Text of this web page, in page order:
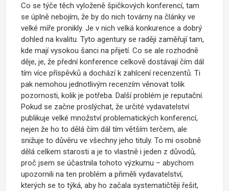
Co se týče těch vyloženě špičkových konferencí, tam
se úplně nebojím, že by do nich továrny na články ve
velké míře pronikly. Je v nich velká konkurence a dobrý
dohled na kvalitu. Tyto agentury se raději zaměřují tam,
kde mají vysokou šanci na přijetí. Co se ale rozhodně
děje, je, že přední konference celkově dostávají čím dál
tím více příspěvků a dochází k zahlcení recenzentů. Ti
pak nemohou jednotlivým recenzím věnovat tolik
pozornosti, kolik je potřeba. Další problém je reputační.
Pokud se začne proslýchat, že určité vydavatelství
publikuje velké množství problematických konferencí,
nejen že ho to dělá čím dál tím větším terčem, ale
snižuje to důvěru ve všechny jeho tituly. To mi osobně
dělá celkem starosti a je to vlastně i jeden z důvodů,
proč jsem se účastnila tohoto výzkumu – abychom
upozornili na ten problém a přiměli vydavatelství,
kterých se to týká, aby ho začala systematičtěji řešit,